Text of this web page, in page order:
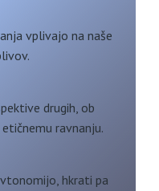
vplivajo na naše
drugih, ob
ravnanju.
hkrati pa